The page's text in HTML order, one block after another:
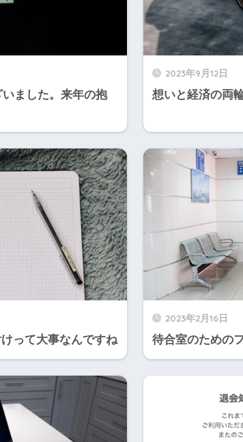
ました。来年の抱
2023年9月12日
想いと経済の両
って大事なんですね
2023年2月16日
待合室のための